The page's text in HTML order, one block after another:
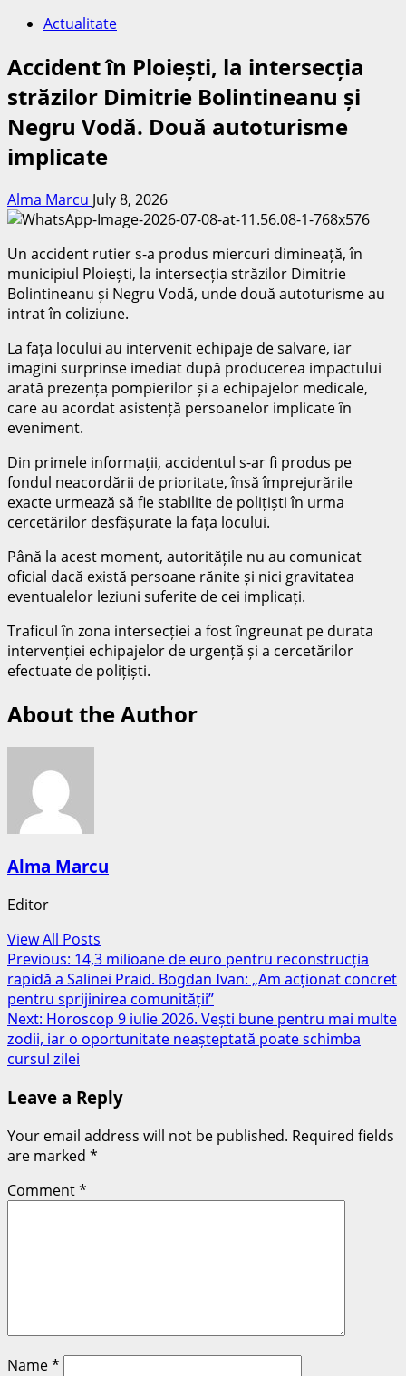
Actualitate
Accident în Ploiești, la intersecția
străzilor Dimitrie Bolintineanu și
Negru Vodă. Două autoturisme
implicate
Alma Marcu July 8, 2026
Un accident rutier s-a produs miercuri dimineață, în
municipiul Ploiești, la intersecția străzilor Dimitrie
Bolintineanu și Negru Vodă, unde două autoturisme au
intrat în coliziune.
La fața locului au intervenit echipaje de salvare, iar
imagini surprinse imediat după producerea impactului
arată prezența pompierilor și a echipajelor medicale,
care au acordat asistență persoanelor implicate în
eveniment.
Din primele informații, accidentul s-ar fi produs pe
fondul neacordării de prioritate, însă împrejurările
exacte urmează să fie stabilite de polițiști în urma
cercetărilor desfășurate la fața locului.
Până la acest moment, autoritățile nu au comunicat
oficial dacă există persoane rănite și nici gravitatea
eventualelor leziuni suferite de cei implicați.
Traficul în zona intersecției a fost îngreunat pe durata
intervenției echipajelor de urgență și a cercetărilor
efectuate de polițiști.
About the Author
Alma Marcu
Editor
View All Posts
Post
navigation
Previous: 14,3 milioane de euro pentru reconstrucția
rapidă a Salinei Praid. Bogdan Ivan: „Am acționat concret
pentru sprijinirea comunității”
Next: Horoscop 9 iulie 2026. Vești bune pentru mai multe
zodii, iar o oportunitate neașteptată poate schimba
cursul zilei
Leave a Reply
Your email address will not be published. Required fields
are marked *
Comment*
Name*